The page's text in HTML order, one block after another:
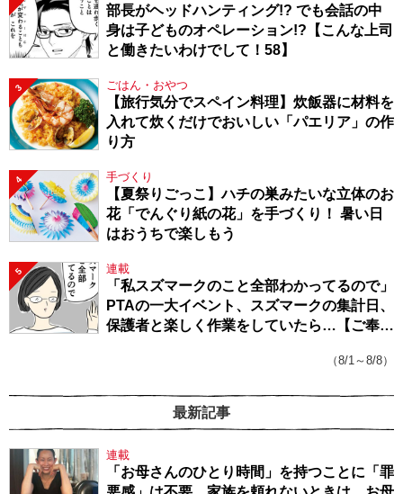
部長がヘッドハンティング!? でも会話の中
身は子どものオペレーション!?【こんな上司
と働きたいわけでして！58】
3 ごはん・おやつ
【旅行気分でスペイン料理】炊飯器に材料を
入れて炊くだけでおいしい「パエリア」の作
り方
4 手づくり
【夏祭りごっこ】ハチの巣みたいな立体のお
花「でんぐり紙の花」を手づくり！ 暑い日
はおうちで楽しもう
5 連載
「私スズマークのこと全部わかってるので」
PTAの一大イベント、スズマークの集計日、
保護者と楽しく作業をしていたら…【ご奉仕
（8/1～8/8）
最新記事
連載
「お母さんのひとり時間」を持つことに「罪